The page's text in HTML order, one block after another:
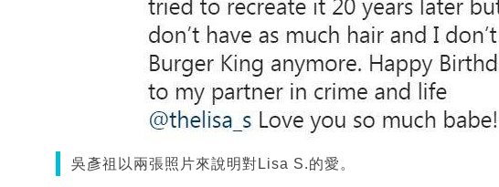
吳彥祖以兩張照片來說明對Lisa S.的愛。